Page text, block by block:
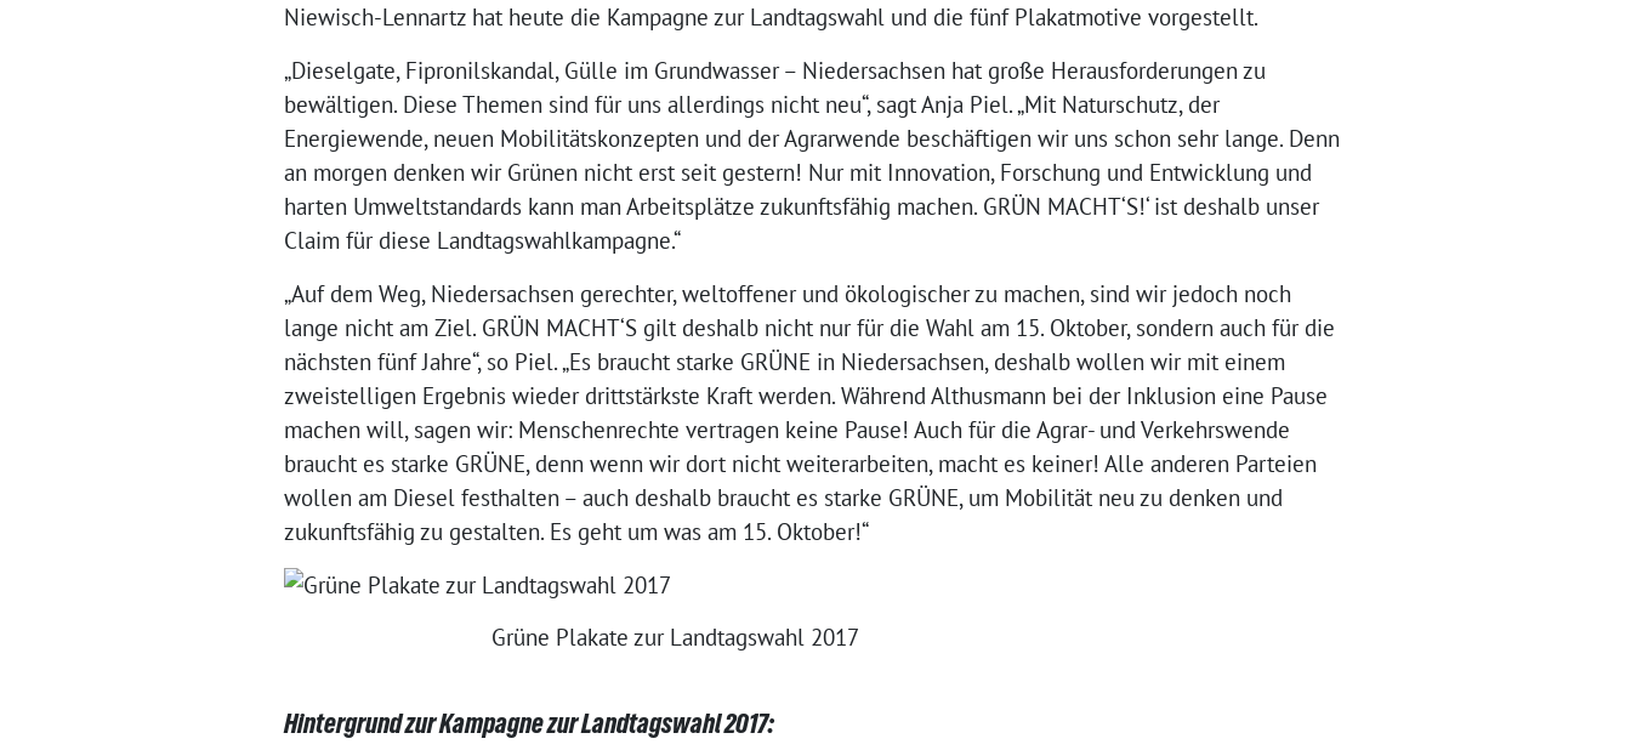
Niewisch-Lennartz hat heute die Kampagne zur Landtagswahl und die fünf Plakatmotive vorgestellt.
„Dieselgate, Fipronilskandal, Gülle im Grundwasser – Niedersachsen hat große Herausforderungen zu
bewältigen. Diese Themen sind für uns allerdings nicht neu“, sagt Anja Piel. „Mit Naturschutz, der
Energiewende, neuen Mobilitätskonzepten und der Agrarwende beschäftigen wir uns schon sehr lange. Denn
an morgen denken wir Grünen nicht erst seit gestern! Nur mit Innovation, Forschung und Entwicklung und
harten Umweltstandards kann man Arbeitsplätze zukunftsfähig machen. GRÜN MACHT‘S!‘ ist deshalb unser
Claim für diese Landtagswahlkampagne.“
„Auf dem Weg, Niedersachsen gerechter, weltoffener und ökologischer zu machen, sind wir jedoch noch
lange nicht am Ziel. GRÜN MACHT‘S gilt deshalb nicht nur für die Wahl am 15. Oktober, sondern auch für die
nächsten fünf Jahre“, so Piel. „Es braucht starke GRÜNE in Niedersachsen, deshalb wollen wir mit einem
zweistelligen Ergebnis wieder drittstärkste Kraft werden. Während Althusmann bei der Inklusion eine Pause
machen will, sagen wir: Menschenrechte vertragen keine Pause! Auch für die Agrar- und Verkehrswende
braucht es starke GRÜNE, denn wenn wir dort nicht weiterarbeiten, macht es keiner! Alle anderen Parteien
wollen am Diesel festhalten – auch deshalb braucht es starke GRÜNE, um Mobilität neu zu denken und
zukunftsfähig zu gestalten. Es geht um was am 15. Oktober!“
Grüne Plakate zur Landtagswahl 2017
Hintergrund zur Kampagne zur Landtagswahl 2017: